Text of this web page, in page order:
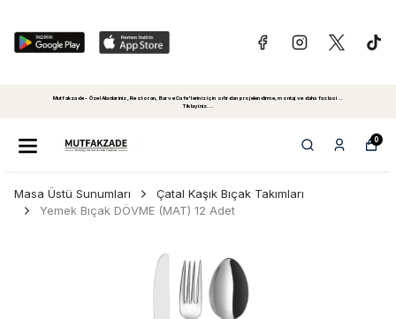
Mutfakzade - Özel Alanlariniz, Restoran, Bar ve Cafe'leriniz için sıfırdan projelendirme, montaj ve daha fazlasi...
Tiklayiniz...
0
Masa Üstü Sunumları
Çatal Kaşık Bıçak Takımları
Yemek Bıçak DÖVME (MAT) 12 Adet